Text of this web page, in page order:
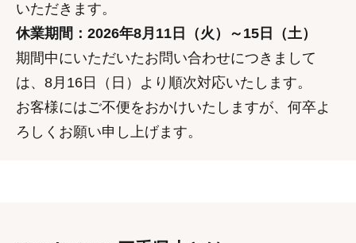
いただきます。
休業期間：2026年8月11日（火）～15日（土）
期間中にいただいたお問い合わせにつきまして
は、8月16日（日）より順次対応いたします。
お客様にはご不便をおかけいたしますが、何卒よ
ろしくお願い申し上げます。